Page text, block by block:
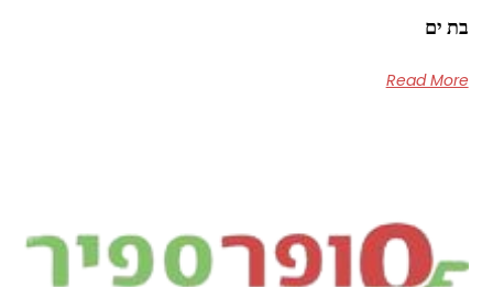
בת ים
Read More